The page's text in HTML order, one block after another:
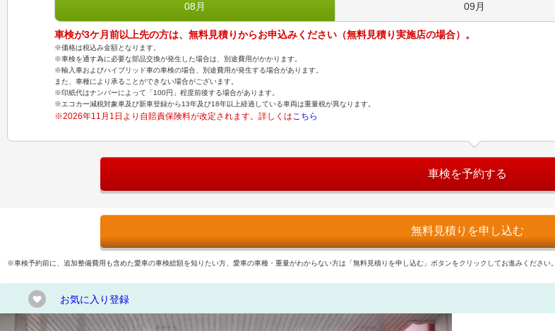
08月
09月
車検が3ケ月前以上先の方は、無料見積りからお申込みください（無料見積り実施店の場合）。
※価格は税込み金額となります。
※車検を通す為に必要な部品交換が発生した場合は、別途費用がかかります。
※輸入車およびハイブリッド車の車検の場合、別途費用が発生する場合があります。
また、車種により承ることができない場合がございます。
※印紙代はナンバーによって「100円」程度前後する場合があります。
※エコカー減税対象車及び新車登録から13年及び18年以上経過している車両は重量税が異なります。
※2026年11月1日より自賠責保険料が改定されます。詳しくはこちら
車検を予約する
無料見積りを申し込む
※車検予約前に、追加整備費用も含めた愛車の車検総額を知りたい方、愛車の車種・重量がわからない方は「無料見積りを申し込む」ボタンをクリックしてお進みください。
お気に入り登録